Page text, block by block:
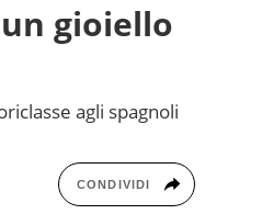
gioiello
agli spagnoli
CONDIVIDI